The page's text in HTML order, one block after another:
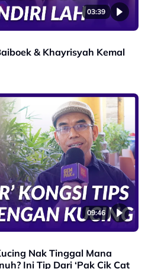
03:39
& Khayrisyah Kemal
09:46
Nak Tinggal Mana
Ini Tip Dari ‘Pak Cik Cat